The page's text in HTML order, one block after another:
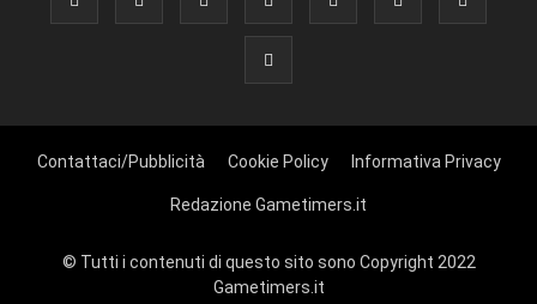
Contattaci/Pubblicità Cookie Policy Informativa Privacy
Redazione Gametimers.it
© Tutti i contenuti di questo sito sono Copyright 2022
Gametimers.it